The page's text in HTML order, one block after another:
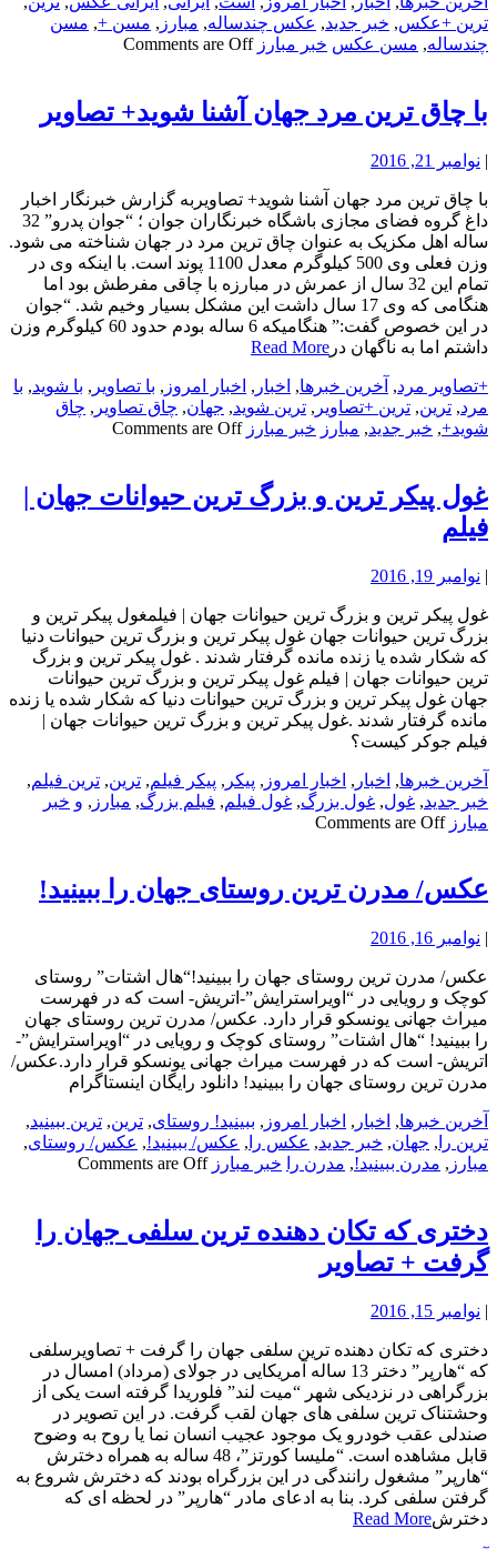
ترین +عکس, خبر جدید, عکس چندساله, مبارز , مسن +, مسن
چندساله, مسن عکس خبر مبارز Comments are Off
با چاق ترین مرد جهان آشنا شوید+ تصاویر
| نوامبر 21, 2016
با چاق ترین مرد جهان آشنا شوید+ تصاویربه گزارش خبرنگار اخبار
داغ گروه فضای مجازی باشگاه خبرنگاران جوان ؛ “جوان پدرو” 32
ساله اهل مکزیک به عنوان چاق ترین مرد در جهان شناخته می شود.
وزن فعلی وی 500 کیلوگرم معدل 1100 پوند است. با اینکه وی در
تمام این 32 سال از عمرش در مبارزه با چاقی مفرطش بود اما
هنگامی که وی 17 سال داشت این مشکل بسیار وخیم شد. “جوان
در این خصوص گفت:” هنگامیکه 6 ساله بودم حدود 60 کیلوگرم وزن
داشتم اما به ناگهان در Read More
+تصاویر مرد, آخرین خبرها, اخبار , اخبار امروز , با تصاویر , با شوید, با
مرد, ترین, ترین +تصاویر , ترین شوید, جهان, چاق تصاویر , چاق
شوید+, خبر جدید, مبارز خبر مبارز Comments are Off
غول پیکر ترین و بزرگ ترین حیوانات جهان |
فیلم
| نوامبر 19, 2016
غول پیکر ترین و بزرگ ترین حیوانات جهان | فیلمغول پیکر ترین و
بزرگ ترین حیوانات جهان غول پیکر ترین و بزرگ ترین حیوانات دنیا
که شکار شده یا زنده مانده گرفتار شدند . غول پیکر ترین و بزرگ
ترین حیوانات جهان | فیلم غول پیکر ترین و بزرگ ترین حیوانات
جهان غول پیکر ترین و بزرگ ترین حیوانات دنیا که شکار شده یا زنده
مانده گرفتار شدند .غول پیکر ترین و بزرگ ترین حیوانات جهان |
فیلم جوکر کیست؟
آخرین خبرها, اخبار , اخبار امروز , پیکر , پیکر فیلم, ترین, ترین فیلم,
خبر جدید, غول, غول بزرگ, غول فیلم, فیلم بزرگ, مبارز , و خبر
مبارز Comments are Off
عکس/ مدرن ترین روستای جهان را ببینید!
| نوامبر 16, 2016
عکس/ مدرن ترین روستای جهان را ببینید!“هال اشتات” روستای
کوچک و رویایی در “اویراسترایش”-اتریش- است که در فهرست
میراث جهانی یونسکو قرار دارد. عکس/ مدرن ترین روستای جهان
را ببینید! “هال اشتات” روستای کوچک و رویایی در “اویراسترایش”-
اتریش- است که در فهرست میراث جهانی یونسکو قرار دارد.عکس/
مدرن ترین روستای جهان را ببینید! دانلود رایگان اینستاگرام
آخرین خبرها, اخبار , اخبار امروز , ببینید! روستای, ترین, ترین ببینید,
ترین را , جهان, خبر جدید, عکس را , عکس/ ببینید!, عکس/ روستای,
مبارز , مدرن ببینید!, مدرن را خبر مبارز Comments are Off
دختری که تکان دهنده ترین سلفی جهان را
گرفت + تصاویر
| نوامبر 15, 2016
دختری که تکان دهنده ترین سلفی جهان را گرفت + تصاویرسلفی
که “هارپر” دختر 13 ساله آمریکایی در جولای (مرداد) امسال در
بزرگراهی در نزدیکی شهر “میت لند” فلوریدا گرفته است یکی از
وحشتناک ترین سلفی های جهان لقب گرفت. در این تصویر در
صندلی عقب خودرو یک موجود عجیب انسان نما یا روح به وضوح
قابل مشاهده است. “ملیسا کورتز”، 48 ساله به همراه دخترش
“هارپر” مشغول رانندگی در این بزرگراه بودند که دخترش شروع به
گرفتن سلفی کرد. بنا به ادعای مادر “هارپر” در لحظه ای که
دخترشRead More